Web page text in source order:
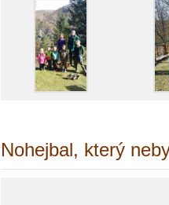
Nohejbal, který